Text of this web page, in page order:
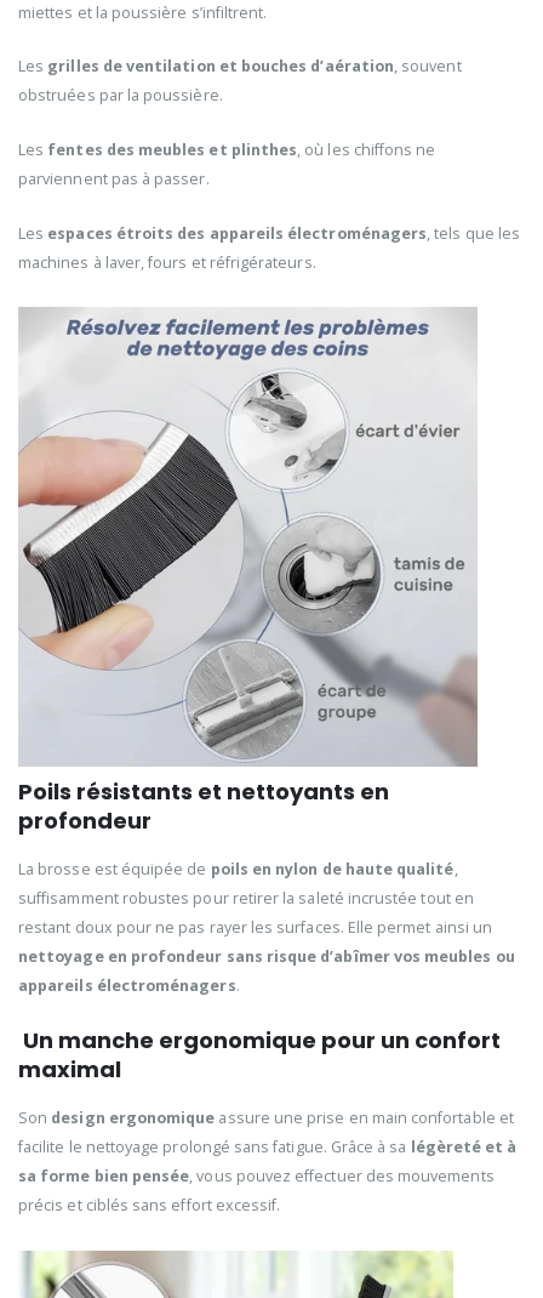
miettes et la poussière s’infiltrent.
Les grilles de ventilation et bouches d’aération, souvent
obstruées par la poussière.
Les fentes des meubles et plinthes, où les chiffons ne
parviennent pas à passer.
Les espaces étroits des appareils électroménagers, tels que les
machines à laver, fours et réfrigérateurs.
Poils résistants et nettoyants en
profondeur
La brosse est équipée de poils en nylon de haute qualité,
suffisamment robustes pour retirer la saleté incrustée tout en
restant doux pour ne pas rayer les surfaces. Elle permet ainsi un
nettoyage en profondeur sans risque d’abîmer vos meubles ou
appareils électroménagers.
Un manche ergonomique pour un confort
maximal
Son design ergonomique assure une prise en main confortable et
facilite le nettoyage prolongé sans fatigue. Grâce à sa légèreté et à
sa forme bien pensée, vous pouvez effectuer des mouvements
précis et ciblés sans effort excessif.